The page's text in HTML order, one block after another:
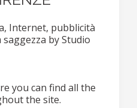
Internet, pubblicità
by Studio
you can find all the
the site.